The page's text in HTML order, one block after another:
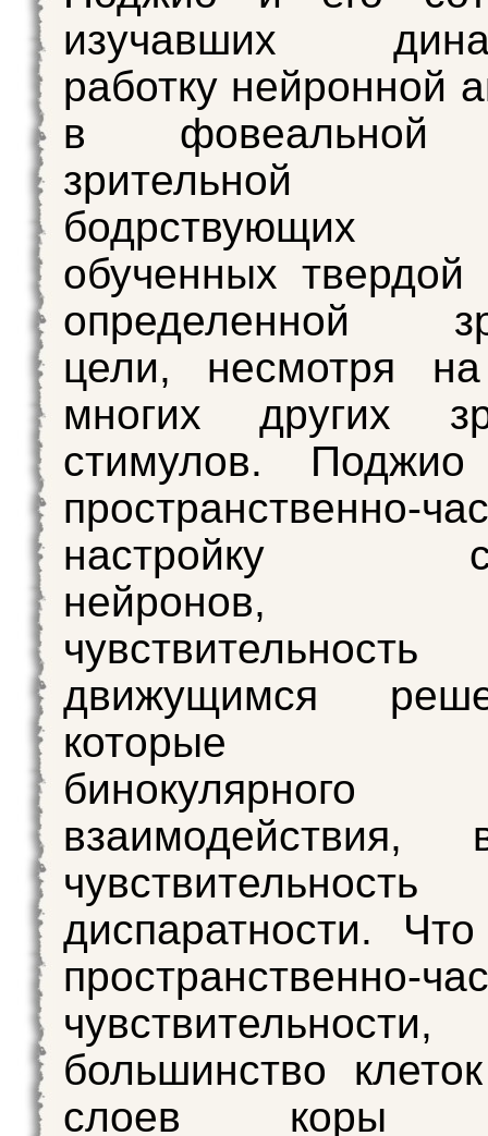
изучавших
работку нейронной
в фовеальной
бодрствующих
обученных твердой
определенной
цели, несмотря
многих других
стимулов.
пространственно-
настройку
движущимся
которые
бинокулярного
диспаратности.
пространственно-
большинство
слоев коры